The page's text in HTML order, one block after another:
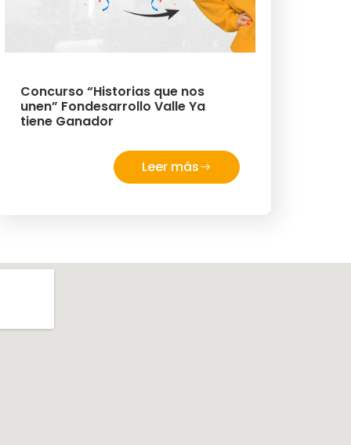
Concurso “Historias que nos
unen” Fondesarrollo Valle Ya
tiene Ganador
Leer más